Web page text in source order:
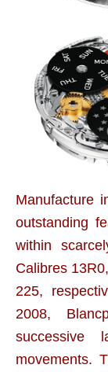
Manufacture
outstanding
within
Calibres
225,
2008,
successive
movements.